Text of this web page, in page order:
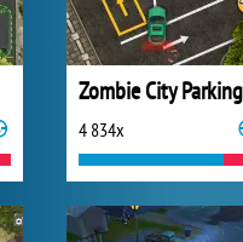
Zombie City Parking
4 834x